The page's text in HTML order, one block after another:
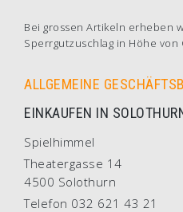
Bei grossen Artikeln erheben
Sperrgutzuschlag in Höhe von
ALLGEMEINE
EINKAUFEN IN
Spielhimmel
Theatergasse 14
4500 Solothurn
Telefon 032 621 43 21